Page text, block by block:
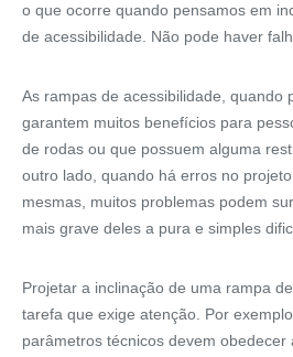
o que ocorre quando pensamos em
de acessibilidade. Não pode haver
As rampas de acessibilidade, quando
garantem muitos benefícios para
de rodas ou que possuem alguma
outro lado, quando há erros no
mesmas, muitos problemas podem
mais grave deles a pura e simples
Projetar a inclinação de uma rampa
tarefa que exige atenção. Por
parâmetros técnicos devem obedecer